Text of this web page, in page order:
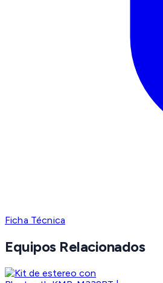
Ficha Técnica
Equipos Relacionados